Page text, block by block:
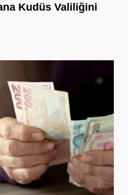
Kudüs Valiliğini